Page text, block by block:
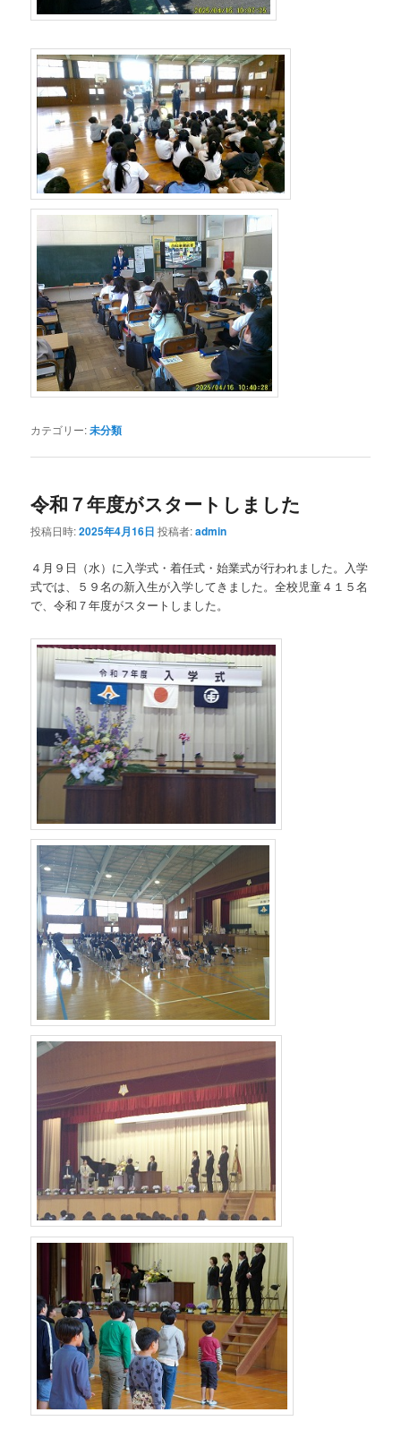
カテゴリー:未分類
令和７年度がスタートしました
投稿日時:2025年4月16日 投稿者:admin
４月９日（水）に入学式・着任式・始業式が行われました。入学
式では、５９名の新入生が入学してきました。全校児童４１５名
で、令和７年度がスタートしました。